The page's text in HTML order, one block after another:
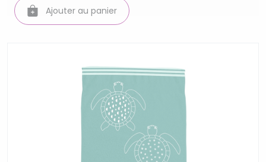
Ajouter au panier